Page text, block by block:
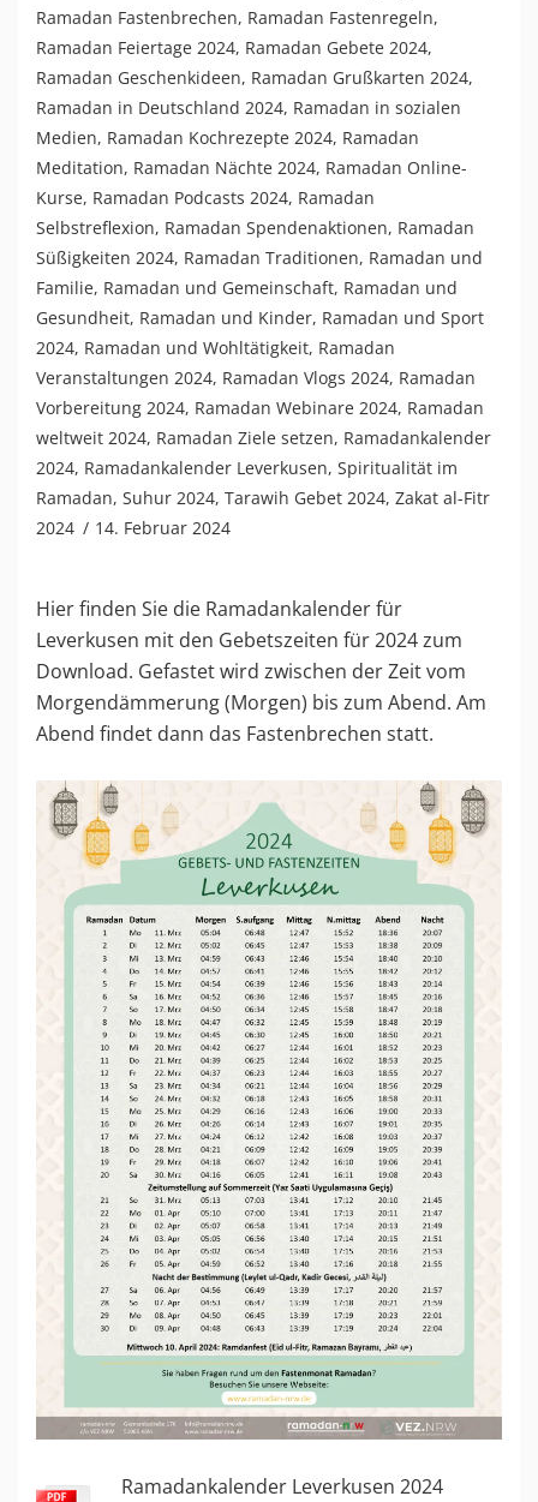
Ramadan Fastenbrechen, Ramadan Fastenregeln,
Ramadan Feiertage 2024, Ramadan Gebete 2024,
Ramadan Geschenkideen, Ramadan Grußkarten 2024,
Ramadan in Deutschland 2024, Ramadan in sozialen
Medien, Ramadan Kochrezepte 2024, Ramadan
Meditation, Ramadan Nächte 2024, Ramadan Online-
Kurse, Ramadan Podcasts 2024, Ramadan
Selbstreflexion, Ramadan Spendenaktionen, Ramadan
Süßigkeiten 2024, Ramadan Traditionen, Ramadan und
Familie, Ramadan und Gemeinschaft, Ramadan und
Gesundheit, Ramadan und Kinder, Ramadan und Sport
2024, Ramadan und Wohltätigkeit, Ramadan
Veranstaltungen 2024, Ramadan Vlogs 2024, Ramadan
Vorbereitung 2024, Ramadan Webinare 2024, Ramadan
weltweit 2024, Ramadan Ziele setzen, Ramadankalender
2024, Ramadankalender Leverkusen, Spiritualität im
Ramadan, Suhur 2024, Tarawih Gebet 2024, Zakat al-Fitr
2024
14. Februar 2024
Hier finden Sie die Ramadankalender für
Leverkusen mit den Gebetszeiten für 2024 zum
Download. Gefastet wird zwischen der Zeit vom
Morgendämmerung (Morgen) bis zum Abend. Am
Abend findet dann das Fastenbrechen statt.
Ramadankalender Leverkusen 2024